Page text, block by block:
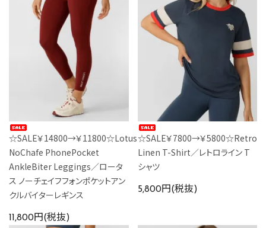
☆SALE￥14800→￥11800☆Lotus
NoChafe PhonePocket
AnkleBiter Leggings／ロータ
ス ノーチェイフフォンポケットアン
クルバイターレギンス
11,800円(税抜)
☆SALE￥7800→￥5800☆Retro
Linen T-Shirt／レトロライン T
シャツ
5,800円(税抜)